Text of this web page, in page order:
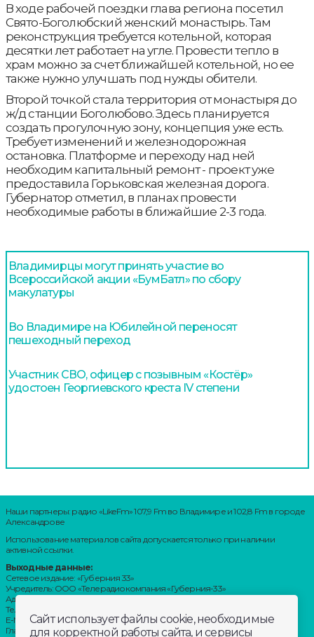
В ходе рабочей поездки глава региона посетил
Свято-Боголюбский женский монастырь. Там
реконструкция требуется котельной, которая
десятки лет работает на угле. Провести тепло в
храм можно за счет ближайшей котельной, но ее
также нужно улучшать под нужды обители.
Второй точкой стала территория от монастыря до
ж/д станции Боголюбово. Здесь планируется
создать прогулочную зону, концепция уже есть.
Требует изменений и железнодорожная
остановка. Платформе и переходу над ней
необходим капитальный ремонт - проект уже
предоставила Горьковская железная дорога.
Губернатор отметил, в планах провести
необходимые работы в ближайшие 2-3 года.
Владимирцы могут принять участие во
Всероссийской акции «БумБатл» по сбору
макулатуры
Во Владимире на Юбилейной переносят
пешеходный переход
Участник СВО, офицер с позывным «Костёр»
удостоен Георгиевского креста IV степени
Наши партнеры: радио «LikeFm» 107,9 Fm во Владимире и 102,8 Fm в городе
Александрове
Использование материалов сайта допускается только при наличии
активной ссылки.
Выходные данные:
Сетевое издание: «Губерния 33»
Учредитель: ООО «Телерадиокомпания «Губерния-33»
Адрес: Воронцовский переулок, д.4.г. Владимир, 600000
Телефон: 8 (4922) 36-20-36.
E-Mail: news@trc33.ru
Главный редактор: Шилова Анастасия Олеговна.
Сайт использует файлы cookie, необходимые
для корректной работы сайта, и сервисы